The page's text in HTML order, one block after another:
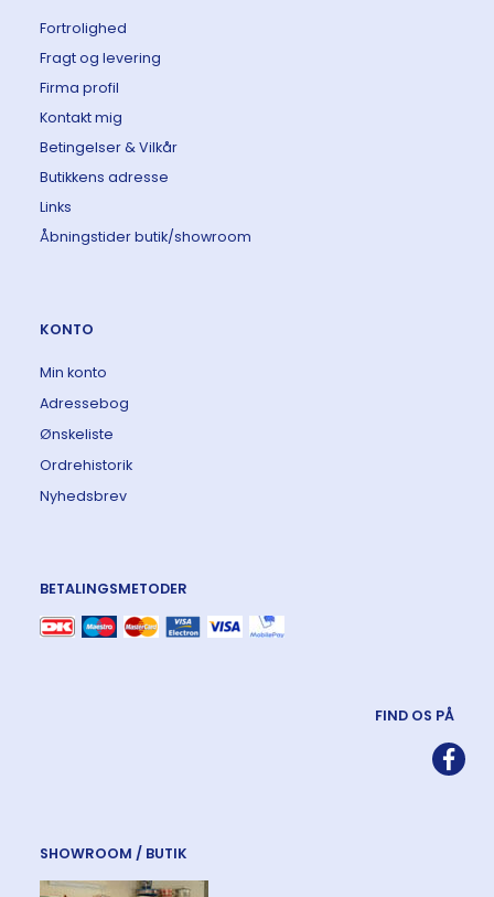
Fortrolighed
Fragt og levering
Firma profil
Kontakt mig
Betingelser & Vilkår
Butikkens adresse
Links
Åbningstider butik/showroom
KONTO
Min konto
Adressebog
Ønskeliste
Ordrehistorik
Nyhedsbrev
BETALINGSMETODER
FIND OS PÅ
SHOWROOM / BUTIK